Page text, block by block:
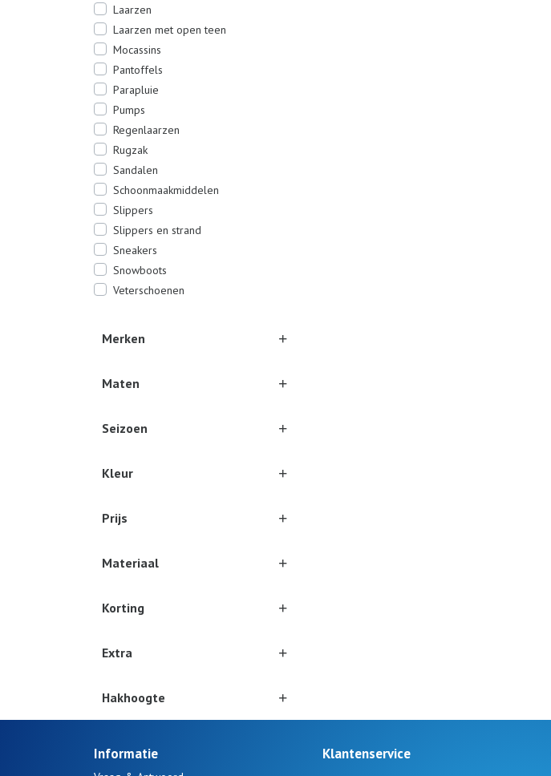
Laarzen
Laarzen met open teen
Mocassins
Pantoffels
Parapluie
Pumps
Regenlaarzen
Rugzak
Sandalen
Schoonmaakmiddelen
Slippers
Slippers en strand
Sneakers
Snowboots
Veterschoenen
Merken
Maten
Seizoen
Kleur
Prijs
Materiaal
Korting
Extra
Hakhoogte
Informatie Klantenservice